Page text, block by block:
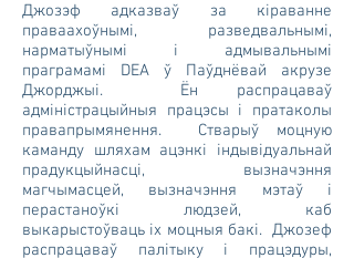
Джозэф адказваў за кіраванне
праваахоўнымі, разведвальнымі,
нарматыўнымі і адмывальнымі
праграмамі DEA ў Паўднёвай акрузе
Джорджыі. Ён распрацаваў
адміністрацыйныя працэсы і пратаколы
правапрымянення. Стварыў моцную
каманду шляхам ацэнкі індывідуальнай
прадукцыйнасці, вызначэння
магчымасцей, вызначэння мэтаў і
перастаноўкі людзей, каб
выкарыстоўваць іх моцныя бакі. Джозеф
распрацаваў палітыку і працэдуры,